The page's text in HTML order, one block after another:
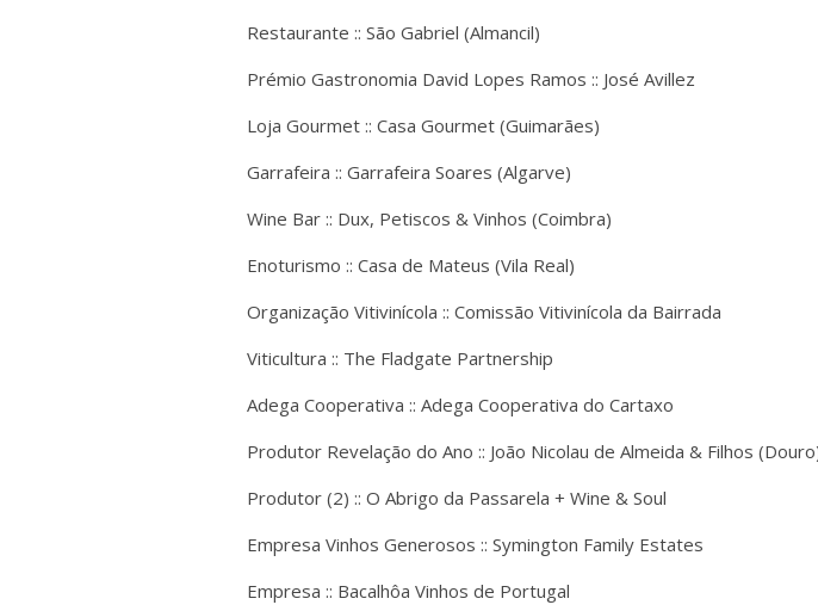
Restaurante :: São Gabriel (Almancil)
Prémio Gastronomia David Lopes Ramos :: José Avillez
Loja Gourmet :: Casa Gourmet (Guimarães)
Garrafeira :: Garrafeira Soares (Algarve)
Wine Bar :: Dux, Petiscos & Vinhos (Coimbra)
Enoturismo :: Casa de Mateus (Vila Real)
Organização Vitivinícola :: Comissão Vitivinícola da Bairrada
Viticultura :: The Fladgate Partnership
Adega Cooperativa :: Adega Cooperativa do Cartaxo
Produtor Revelação do Ano :: João Nicolau de Almeida & Filhos
Produtor (2) :: O Abrigo da Passarela + Wine & Soul
Empresa Vinhos Generosos :: Symington Family Estates
Empresa :: Bacalhôa Vinhos de Portugal